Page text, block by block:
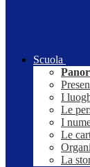
Scuola
I
Le
I
Le
La